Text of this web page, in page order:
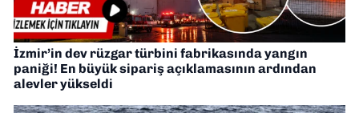
İzmir’in dev rüzgar türbini fabrikasında yangın
paniği! En büyük sipariş açıklamasının ardından
alevler yükseldi